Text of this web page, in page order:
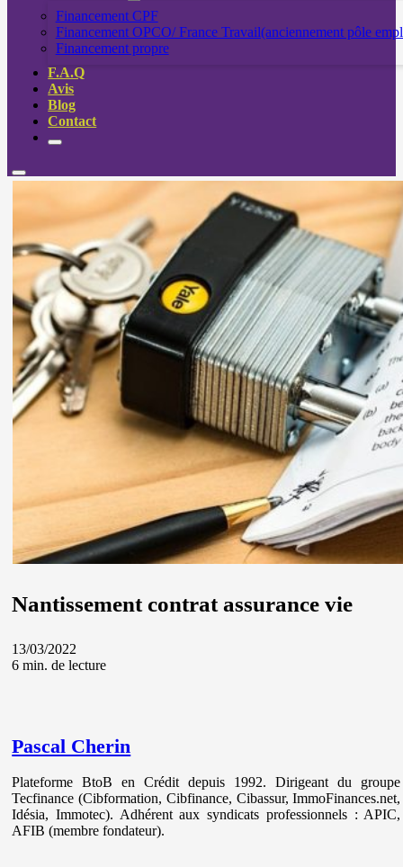
Financement CPF
Financement OPCO/ France Travail(anciennement pôle
Financement propre
F.A.Q
Avis
Blog
Contact
Nantissement contrat assurance vie
13/03/2022
6 min. de lecture
Pascal Cherin
Plateforme BtoB en Crédit depuis 1992. Dirigeant du groupe
Tecfinance (Cibformation, Cibfinance, Cibassur, ImmoFinances.net,
Idésia, Immotec). Adhérent aux syndicats professionnels : APIC,
AFIB (membre fondateur).